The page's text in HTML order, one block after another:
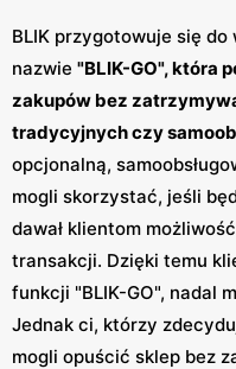
BLIK przygotowuje się
nazwie "BLIK-GO", która
zakupów bez
tradycyjnych czy
opcjonalną,
mogli skorzystać, jeśli
dawał klientom
transakcji. Dzięki temu
funkcji "BLIK-GO", nadal
Jednak ci, którzy
mogli opuścić sklep bez